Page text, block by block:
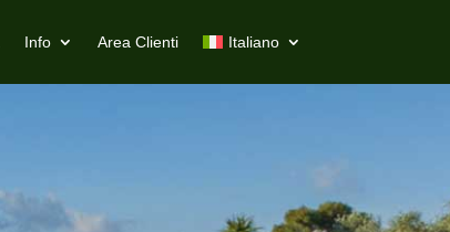
Info Area Clienti Italiano